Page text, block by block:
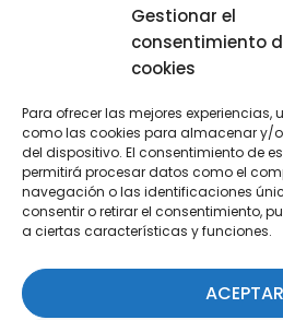
Gestionar el
consentimiento
cookies
Para ofrecer las mejores
como las cookies para almacenar y/
del dispositivo. El consentimiento de
permitirá procesar datos como el
navegación o las identificaciones
consentir o retirar el consentimiento,
a ciertas características y funciones.
ACEPTAR
29590 Campanillas,
Suscríbete a